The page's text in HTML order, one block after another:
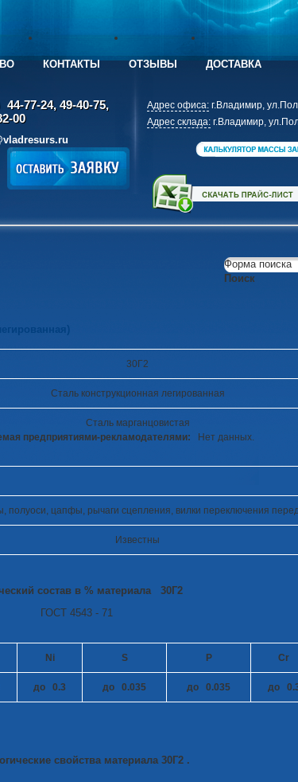
КОНТАКТЫ ОТЗЫВЫ ДОСТАВКА
44-77-24, 49-40-75,
00
Адрес офиса: г.Владимир,
Адрес склада: г.Владимир,
Форма поиска
Поиск
30Г2
Сталь конструкционная легированная
Сталь марганцовистая
предприятиями-рекламодателями:
Нет данных.
полуоси, цапфы, рычаги сцепления, вилки переключения
Известны
состав в % материала 30Г2
ГОСТ 4543 - 71
Ni S P Cr
до 0.3 до 0.035 до 0.035 до
свойства материала 30Г2 .